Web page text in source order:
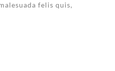
felis quis,